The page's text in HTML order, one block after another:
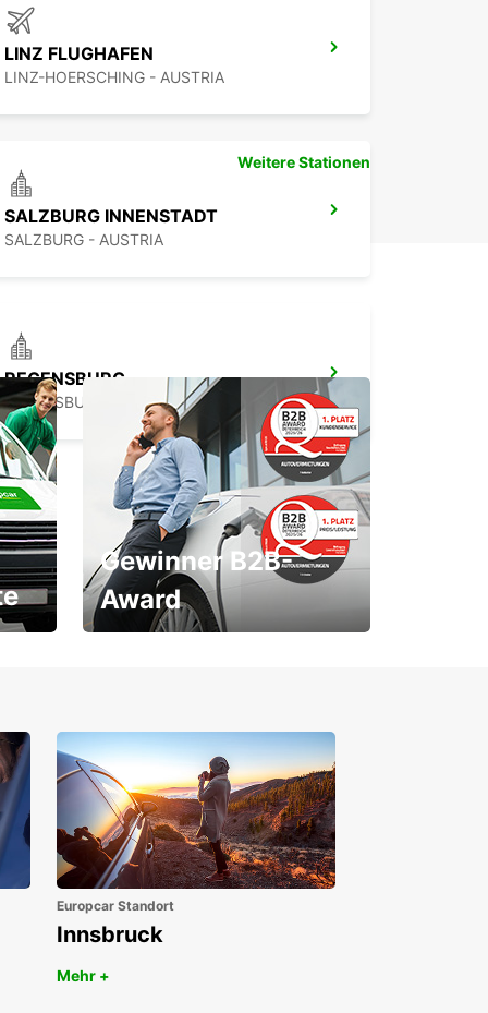
LINZ FLUGHAFEN
LINZ-HOERSCHING - AUSTRIA
SALZBURG INNENSTADT
SALZBURG - AUSTRIA
REGENSBURG
REGENSBURG - GERMANY
Weitere Stationen
Gewinner B2B-
Award
Europcar Standort
Innsbruck
Mehr +